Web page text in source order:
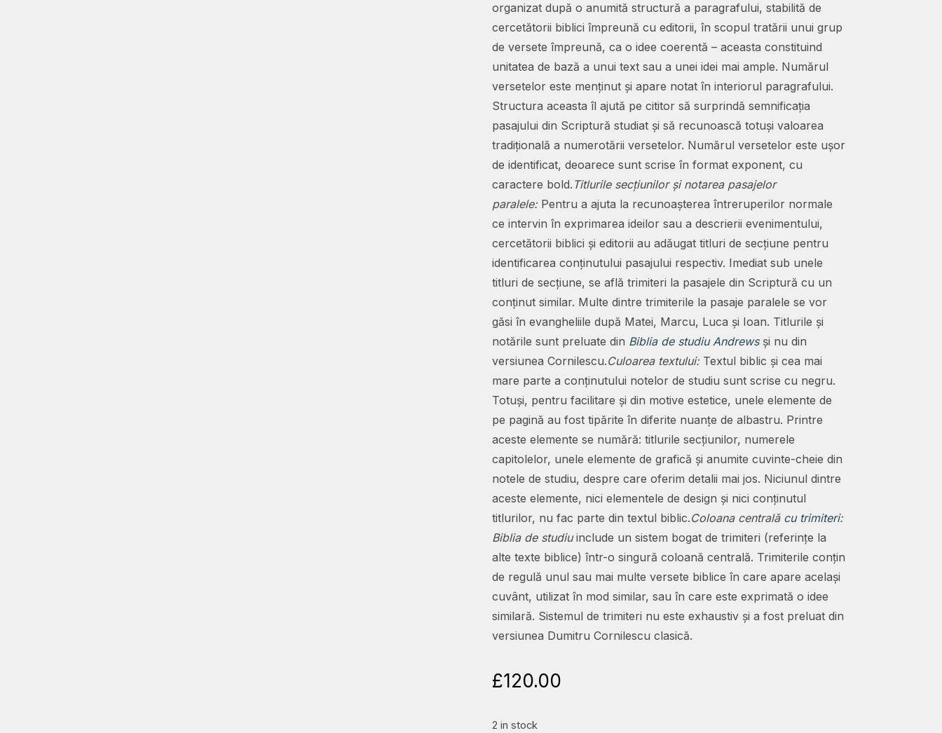
organizat după o anumită structură a paragrafului, stabilită de
cercetătorii biblici împreună cu editorii, în scopul tratării unui grup
de versete împreună, ca o idee coerentă – aceasta constituind
unitatea de bază a unui text sau a unei idei mai ample. Numărul
versetelor este menținut și apare notat în interiorul paragrafului.
Structura aceasta îl ajută pe cititor să surprindă semnificația
pasajului din Scriptură studiat și să recunoască totuși valoarea
tradițională a numerotării versetelor. Numărul versetelor este ușor
de identificat, deoarece sunt scrise în format exponent, cu
caractere bold. Titlurile secțiunilor și notarea pasajelor
paralele: Pentru a ajuta la recunoașterea întreruperilor normale
ce intervin în exprimarea ideilor sau a descrierii evenimentului,
cercetătorii biblici și editorii au adăugat titluri de secțiune pentru
identificarea conținutului pasajului respectiv. Imediat sub unele
titluri de secțiune, se află trimiteri la pasajele din Scriptură cu un
conținut similar. Multe dintre trimiterile la pasaje paralele se vor
găsi în evangheliile după Matei, Marcu, Luca și Ioan. Titlurile și
notările sunt preluate din Biblia de studiu Andrews și nu din
versiunea Cornilescu.Culoarea textului: Textul biblic și cea mai
mare parte a conținutului notelor de studiu sunt scrise cu negru.
Totuși, pentru facilitare și din motive estetice, unele elemente de
pe pagină au fost tipărite în diferite nuanțe de albastru. Printre
aceste elemente se numără: titlurile secțiunilor, numerele
capitolelor, unele elemente de grafică și anumite cuvinte-cheie din
notele de studiu, despre care oferim detalii mai jos. Niciunul dintre
aceste elemente, nici elementele de design și nici conținutul
titlurilor, nu fac parte din textul biblic.Coloana centrală cu trimiteri:
Biblia de studiuinclude un sistem bogat de trimiteri (referințe la
alte texte biblice) într-o singură coloană centrală. Trimiterile conțin
de regulă unul sau mai multe versete biblice în care apare același
cuvânt, utilizat în mod similar, sau în care este exprimată o idee
similară. Sistemul de trimiteri nu este exhaustiv și a fost preluat din
versiunea Dumitru Cornilescu clasică.
£120.00
2 in stock